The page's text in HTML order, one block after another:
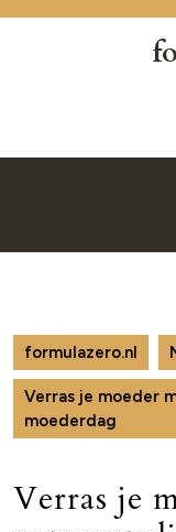
formulazero.nl
Verras je moeder
moederdag
Verras je